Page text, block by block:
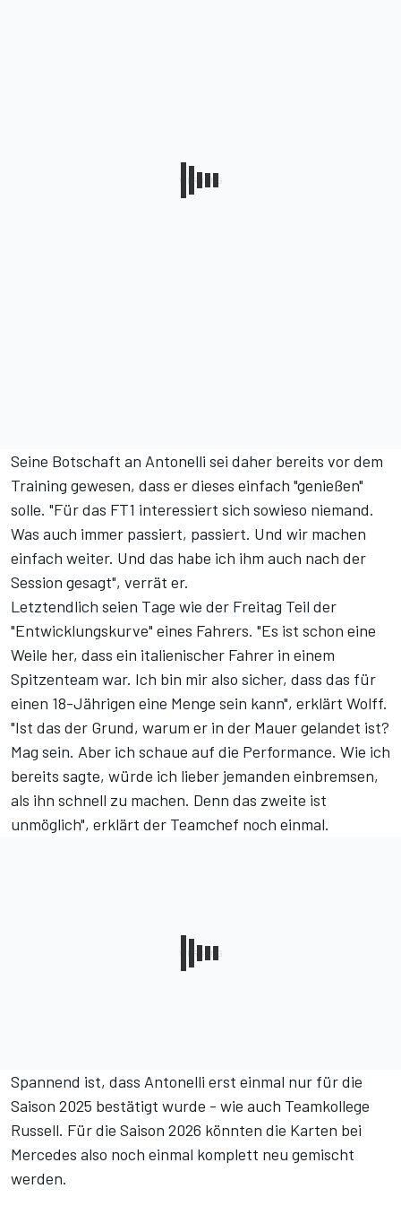
Seine Botschaft an Antonelli sei daher bereits vor dem
Training gewesen, dass er dieses einfach "genießen"
solle. "Für das FT1 interessiert sich sowieso niemand.
Was auch immer passiert, passiert. Und wir machen
einfach weiter. Und das habe ich ihm auch nach der
Session gesagt", verrät er.
Letztendlich seien Tage wie der Freitag Teil der
"Entwicklungskurve" eines Fahrers. "Es ist schon eine
Weile her, dass ein italienischer Fahrer in einem
Spitzenteam war. Ich bin mir also sicher, dass das für
einen 18-Jährigen eine Menge sein kann", erklärt Wolff.
"Ist das der Grund, warum er in der Mauer gelandet ist?
Mag sein. Aber ich schaue auf die Performance. Wie ich
bereits sagte, würde ich lieber jemanden einbremsen,
als ihn schnell zu machen. Denn das zweite ist
unmöglich", erklärt der Teamchef noch einmal.
Spannend ist, dass Antonelli erst einmal nur für die
Saison 2025 bestätigt wurde - wie auch Teamkollege
Russell. Für die Saison 2026 könnten die Karten bei
Mercedes also noch einmal komplett neu gemischt
werden.